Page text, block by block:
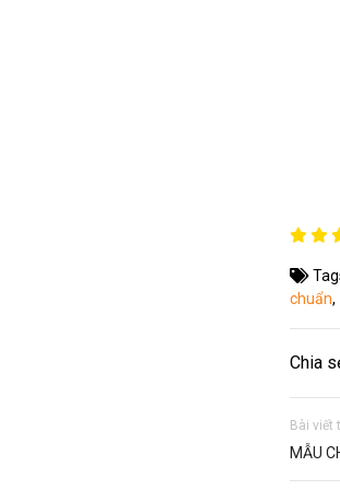
chuẩn,
Chia
Bài viết
MẪU